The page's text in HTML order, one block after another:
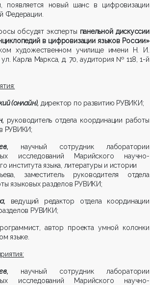
появляется новый шанс в цифровизации
Федерации.
обсудят эксперты панельной дискуссии
в цифровизации языков России»
художественном училище имени Н. И.
ул. Карла Маркса, д. 70, аудитория № 118, 1-й
(онлайн), директор по развитию РУВИКИ;
руководитель отдела координации работы
РУВИКИ;
научный сотрудник лаборатории
исследований Марийского научно-
института языка, литературы и истории
заместитель руководителя отдела
языковых разделов РУВИКИ;
ведущий редактор отдела координации
РУВИКИ;
автор проекта умной колонки
языке.
научный сотрудник лаборатории
исследований Марийского научно-